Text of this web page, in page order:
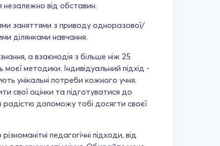
незалежно від обставин.
заняттями з приводу одноразової/
ділянками навчання.
а взаємодія з більше ніж 25
моєї методики. Індивідуальний підхід -
унікальні потреби кожного учня.
свої оцінки та підготуватися до
радістю допоможу тобі досягти своєї
педагогічні підходи, від